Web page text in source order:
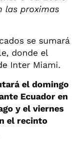
las proximas
se sumará
donde el
Inter Miami.
el domingo
Ecuador en
y el viernes
el recinto